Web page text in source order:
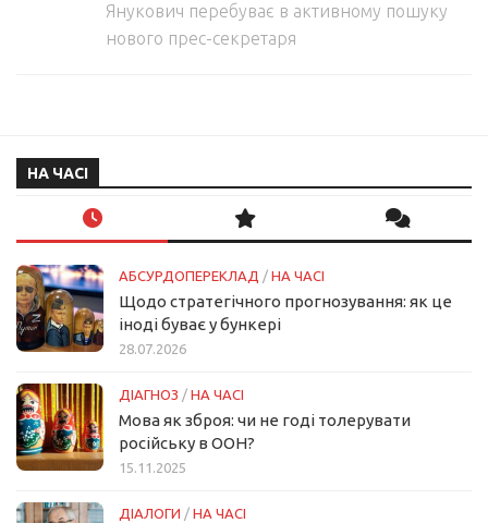
Янукович перебуває в активному пошуку
нового прес-секретаря
НА ЧАСІ
АБСУРДОПЕРЕКЛАД / НА ЧАСІ
Щодо стратегічного прогнозування: як це
іноді буває у бункері
28.07.2026
ДІАГНОЗ / НА ЧАСІ
Мова як зброя: чи не годі толерувати
російську в ООН?
15.11.2025
ДІАЛОГИ / НА ЧАСІ